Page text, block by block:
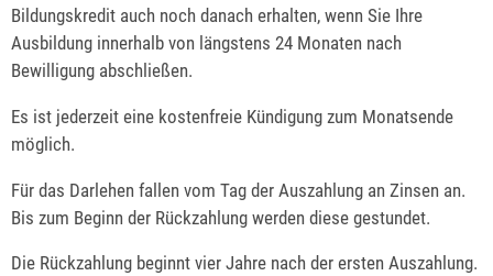
Bildungskredit auch noch danach erhalten, wenn Sie Ihre
Ausbildung innerhalb von längstens 24 Monaten nach
Bewilligung abschließen.
Es ist jederzeit eine kostenfreie Kündigung zum Monatsende
möglich.
Für das Darlehen fallen vom Tag der Auszahlung an Zinsen an.
Bis zum Beginn der Rückzahlung werden diese gestundet.
Die Rückzahlung beginnt vier Jahre nach der ersten Auszahlung.